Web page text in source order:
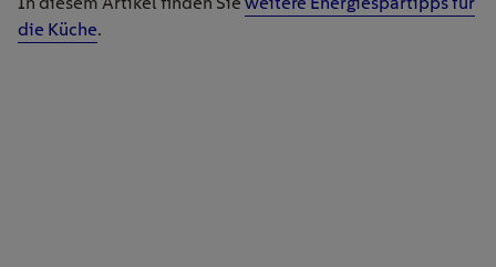
die Küche.